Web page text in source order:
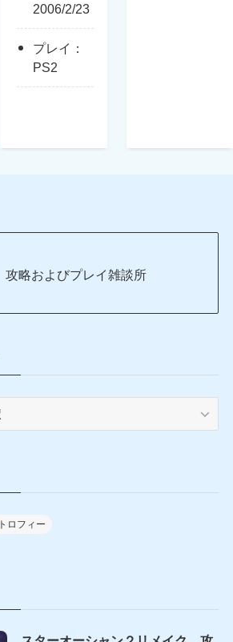
2006/2/23
プレイ：
PS2
攻略およびプレイ雑談所
トロフィー